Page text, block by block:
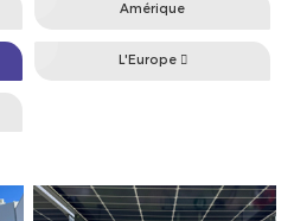
Amérique
L'Europe 